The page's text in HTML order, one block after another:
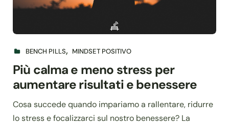
BENCH PILLS MINDSET POSITIVO
Più calma e meno stress per
aumentare risultati e benessere
Cosa succede quando impariamo a rallentare, ridurre
lo stress e focalizzarci sul nostro benessere? La